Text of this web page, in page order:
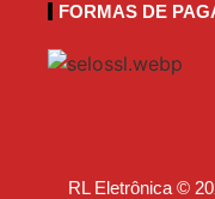
FORMAS DE
RL Eletrônica ©